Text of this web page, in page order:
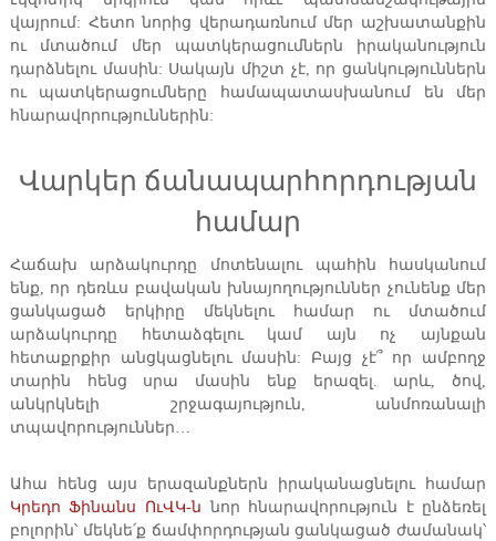
վայրում: Հետո նորից վերադառնում մեր աշխատանքին
ու մտածում մեր պատկերացումներն իրականություն
դարձնելու մասին: Սակայն միշտ չէ, որ ցանկություններն
ու պատկերացումները համապատասխանում են մեր
հնարավորություններին:
Վարկեր ճանապարհորդության
համար
Հաճախ արձակուրդը մոտենալու պահին հասկանում
ենք, որ դեռևս բավական խնայողություններ չունենք մեր
ցանկացած երկիրը մեկնելու համար ու մտածում
արձակուրդը հետաձգելու կամ այն ոչ այնքան
հետաքրքիր անցկացնելու մասին: Բայց չէ՞ որ ամբողջ
տարին հենց սրա մասին ենք երազել. արև, ծով,
անկրկնելի շրջագայություն, անմոռանալի
տպավորություններ…
Ահա հենց այս երազանքներն իրականացնելու համար
Կրեդո Ֆինանս ՈւՎԿ-ն նոր հնարավորություն է ընձեռել
բոլորին՝ մեկնե՛ք ճամփորդության ցանկացած ժամանակ՝